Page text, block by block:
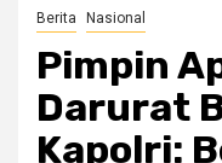
Berita Nasional
Pimpin
Darurat
Kapolri: